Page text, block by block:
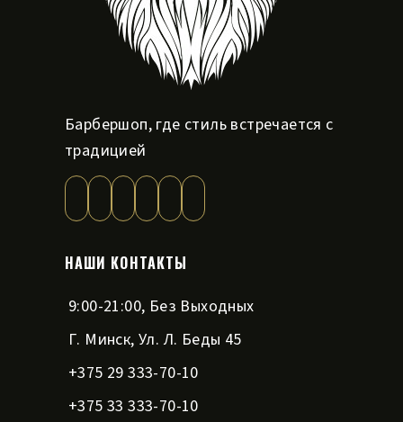
Барбершоп, где стиль встречается с
традицией
НАШИ КОНТАКТЫ
9:00-21:00, Без Выходных
Г. Минск, Ул. Л. Беды 45
+375 29 333-70-10
+375 33 333-70-10